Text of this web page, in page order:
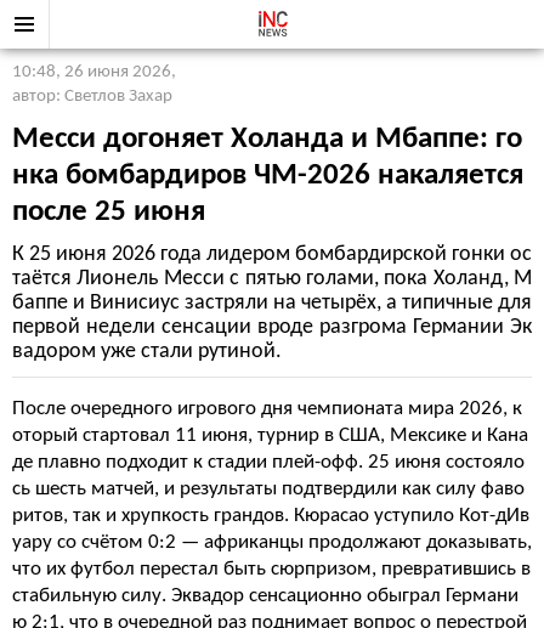
10:48, 26 июня 2026,
автор: Светлов Захар
Месси догоняет Холанда и Мбаппе: го
нка бомбардиров ЧМ-2026 накаляется
после 25 июня
К 25 июня 2026 года лидером бомбардирской гонки ос
таётся Лионель Месси с пятью голами, пока Холанд, М
баппе и Винисиус застряли на четырёх, а типичные для
первой недели сенсации вроде разгрома Германии Эк
вадором уже стали рутиной.
После очередного игрового дня чемпионата мира 2026, к
оторый стартовал 11 июня, турнир в США, Мексике и Кана
де плавно подходит к стадии плей-офф. 25 июня состояло
сь шесть матчей, и результаты подтвердили как силу фаво
ритов, так и хрупкость грандов. Кюрасао уступило Кот-дИв
уару со счётом 0:2 — африканцы продолжают доказывать,
что их футбол перестал быть сюрпризом, превратившись в
стабильную силу. Эквадор сенсационно обыграл Германи
ю 2:1, что в очередной раз поднимает вопрос о перестрой